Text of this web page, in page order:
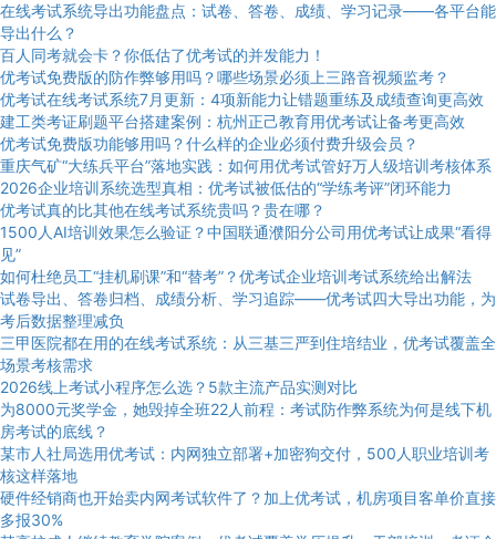
在线考试系统导出功能盘点：试卷、答卷、成绩、学习记录——各平台能
导出什么？
百人同考就会卡？你低估了优考试的并发能力！
优考试免费版的防作弊够用吗？哪些场景必须上三路音视频监考？
优考试在线考试系统7月更新：4项新能力让错题重练及成绩查询更高效
建工类考证刷题平台搭建案例：杭州正己教育用优考试让备考更高效
优考试免费版功能够用吗？什么样的企业必须付费升级会员？
重庆气矿“大练兵平台”落地实践：如何用优考试管好万人级培训考核体系
2026企业培训系统选型真相：优考试被低估的“学练考评”闭环能力
优考试真的比其他在线考试系统贵吗？贵在哪？
1500人AI培训效果怎么验证？中国联通濮阳分公司用优考试让成果“看得
见”
如何杜绝员工“挂机刷课”和“替考”？优考试企业培训考试系统给出解法
试卷导出、答卷归档、成绩分析、学习追踪——优考试四大导出功能，为
考后数据整理减负
三甲医院都在用的在线考试系统：从三基三严到住培结业，优考试覆盖全
场景考核需求
2026线上考试小程序怎么选？5款主流产品实测对比
为8000元奖学金，她毁掉全班22人前程：考试防作弊系统为何是线下机
房考试的底线？
某市人社局选用优考试：内网独立部署+加密狗交付，500人职业培训考
核这样落地
硬件经销商也开始卖内网考试软件了？加上优考试，机房项目客单价直接
多报30%